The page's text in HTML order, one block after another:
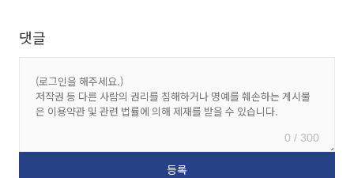
댓글
0 / 300